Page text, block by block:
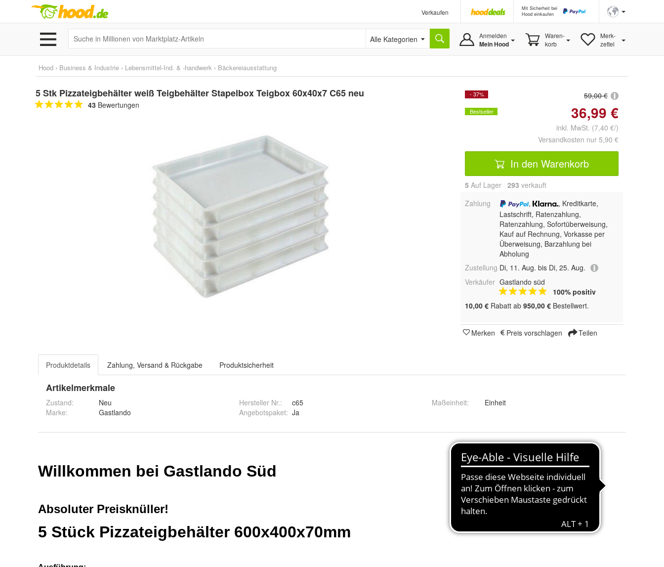
Verkaufen
Mit Sicherheit bei
Hood einkaufen
Alle Kategorien Anmelden
Mein Hood
Waren-
korb
Merk-
zettel
Hood › Business & Industrie › Lebensmittel-Ind. & -handwerk › Bäckereiausstattung
5 Stk Pizzateigbehälter weiß Teigbehälter Stapelbox Teigbox 60x40x7 C65 neu
43 Bewertungen
- 37% 59,00 €
Bestseller 36,99 €
inkl. MwSt. (7,40 €/)
Versandkosten nur 5,90 €
In den Warenkorb
5 Auf Lager 293 verkauft
Zahlung
,
, Kreditkarte,
Lastschrift, Ratenzahlung,
Ratenzahlung, Sofortüberweisung,
Kauf auf Rechnung, Vorkasse per
Überweisung, Barzahlung bei
Abholung
Zustellung Di, 11. Aug. bis Di, 25. Aug.
Verkäufer Gastlando süd
100% positiv
10,00 € Rabatt ab 950,00 € Bestellwert.
Merken Preis vorschlagen Teilen
Produktdetails Zahlung, Versand & Rückgabe Produktsicherheit
Artikelmerkmale
Zustand:
Neu
Marke:
Gastlando
Hersteller Nr.:
c65
Angebotspaket: Ja
Maßeinheit: Einheit